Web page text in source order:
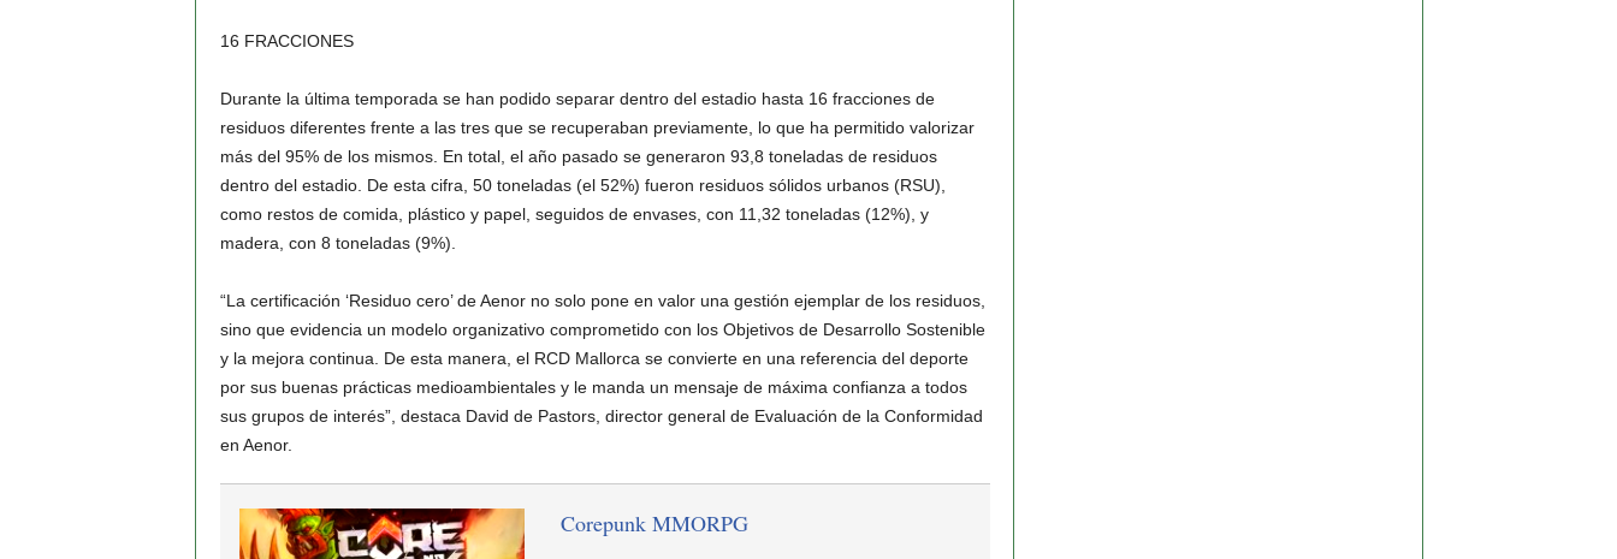
16 FRACCIONES
Durante la última temporada se han podido separar dentro del estadio hasta 16 fracciones de
residuos diferentes frente a las tres que se recuperaban previamente, lo que ha permitido valorizar
más del 95% de los mismos. En total, el año pasado se generaron 93,8 toneladas de residuos
dentro del estadio. De esta cifra, 50 toneladas (el 52%) fueron residuos sólidos urbanos (RSU),
como restos de comida, plástico y papel, seguidos de envases, con 11,32 toneladas (12%), y
madera, con 8 toneladas (9%).
“La certificación ‘Residuo cero’ de Aenor no solo pone en valor una gestión ejemplar de los residuos,
sino que evidencia un modelo organizativo comprometido con los Objetivos de Desarrollo Sostenible
y la mejora continua. De esta manera, el RCD Mallorca se convierte en una referencia del deporte
por sus buenas prácticas medioambientales y le manda un mensaje de máxima confianza a todos
sus grupos de interés”, destaca David de Pastors, director general de Evaluación de la Conformidad
en Aenor.
Corepunk MMORPG